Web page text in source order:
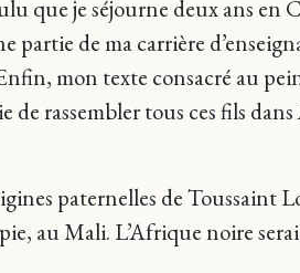
que je séjourne deux ans en
partie de ma carrière
mon texte consacré au
de rassembler tous ces fils dans
paternelles de Toussaint
au Mali. L’Afrique noire